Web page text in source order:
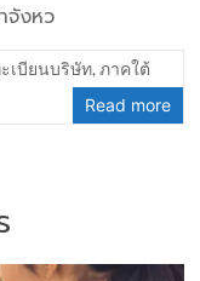
จังหว
เบียนบริษัท,ภาคใต้
Read more